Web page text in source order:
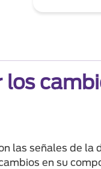
los
las señales de
en su